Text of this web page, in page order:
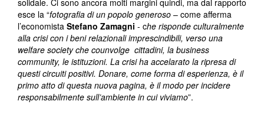
solidale. Ci sono ancora molti margini quindi, ma dal rapporto
esce la “fotografia di un popolo generoso – come afferma
l’economista Stefano Zamagni - che risponde culturalmente
alla crisi con i beni relazionali imprescindibili, verso una
welfare society che counvolge cittadini, la business
community, le istituzioni. La crisi ha accelarato la ripresa di
questi circuiti positivi. Donare, come forma di esperienza, è il
primo atto di questa nuova pagina, è il modo per incidere
responsabilmente sull’ambiente in cui viviamo”.